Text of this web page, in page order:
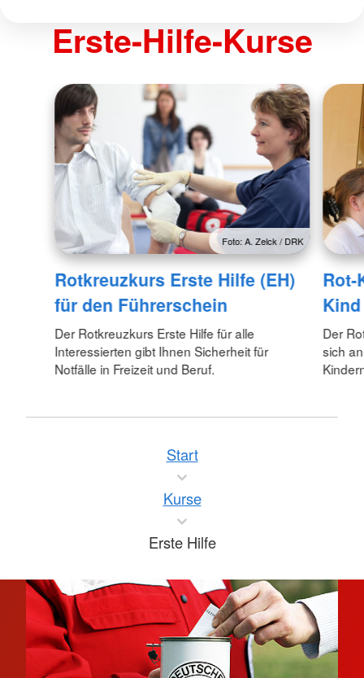
Erste-Hilfe-Kurse
Foto: A. Zelck / DRK
Rotkreuzkurs Erste Hilfe (EH)
für den Führerschein
Der Rotkreuzkurs Erste Hilfe für alle
Interessierten gibt Ihnen Sicherheit für
Notfälle in Freizeit und Beruf.
Rot-
Kind
Der
sich
Start
Kurse
Erste Hilfe